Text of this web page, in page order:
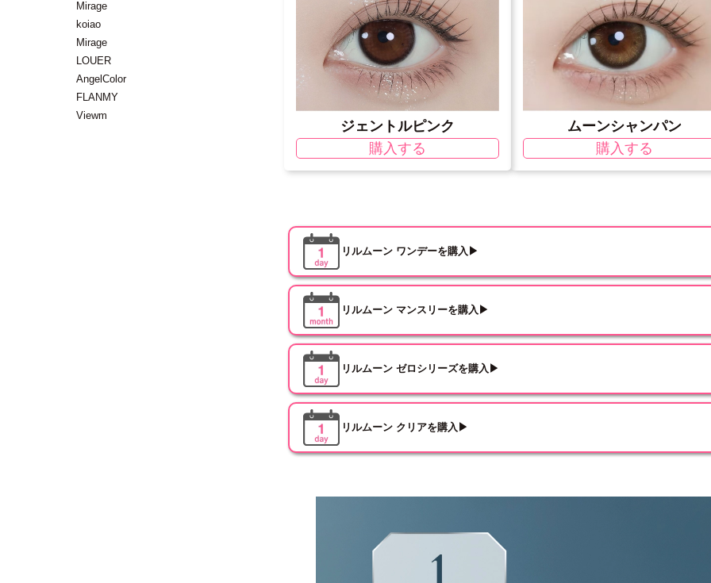
Mirage
koiao
Mirage
LOUER
AngelColor
FLANMY
Viewm
ジェントルピンク
購入する
ムーンシャンパン
購入する
リルムーン ワンデーを購入▶
リルムーン マンスリーを購入▶
リルムーン ゼロシリーズを購入▶
リルムーン クリアを購入▶